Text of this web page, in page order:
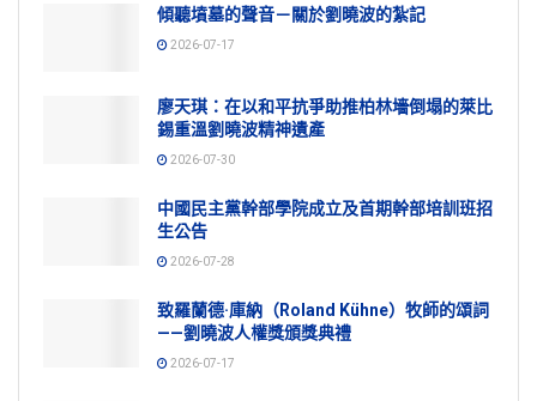
傾聽墳墓的聲音－關於劉曉波的紮記
2026-07-17
廖天琪：在以和平抗爭助推柏林墻倒塌的萊比
錫重溫劉曉波精神遺產
2026-07-30
中國民主黨幹部學院成立及首期幹部培訓班招
生公告
2026-07-28
致羅蘭德·庫納（Roland Kühne）牧師的頌詞
——劉曉波人權獎頒獎典禮
2026-07-17